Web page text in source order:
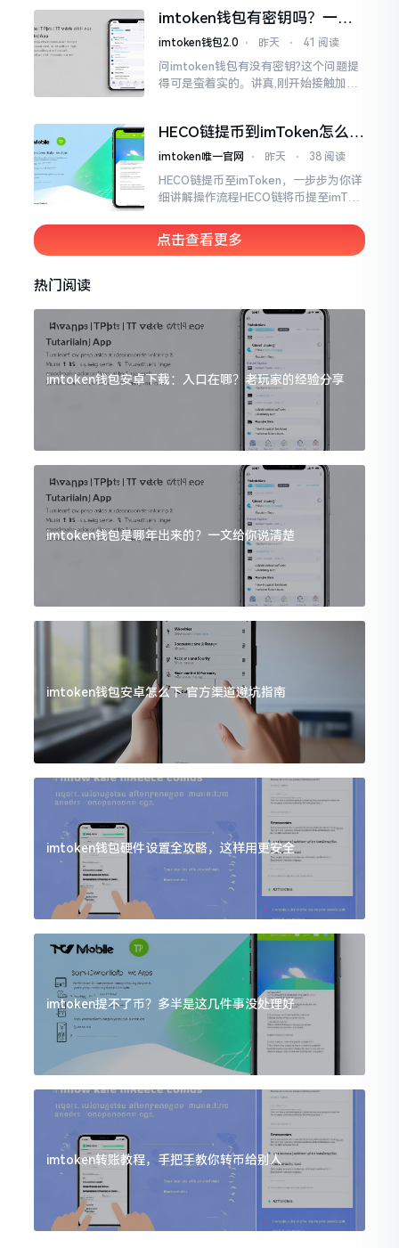
慢弄明白,事实上它并非像一开始想的那
么难懂。
imtoken钱包有密钥吗？一文
说清楚助记词和私钥
imtoken钱包2.0 ⋅ 昨天 ⋅ 41 阅读
问imtoken钱包有没有密钥?这个问题提
得可是蛮着实的。讲真,刚开始接触加密
HECO链提币到imToken怎么操
作？手把手教你轻松完成转账
imtoken唯一官网 ⋅ 昨天 ⋅ 38 阅读
HECO链提币至imToken，一步步为你详
细讲解操作流程HECO链将币提至imTok
轻轻松松掌握每一步,顺顺利利地完成提
币流程。
点击查看更多
热门阅读
imtoken钱包安卓下载：入口在哪？老玩家的经验分享
imtoken钱包是哪年出来的？一文给你说清楚
imtoken钱包安卓怎么下 官方渠道避坑指南
imtoken钱包硬件设置全攻略，这样用更安全
imtoken提不了币？多半是这几件事没处理好
imtoken转账教程，手把手教你转币给别人